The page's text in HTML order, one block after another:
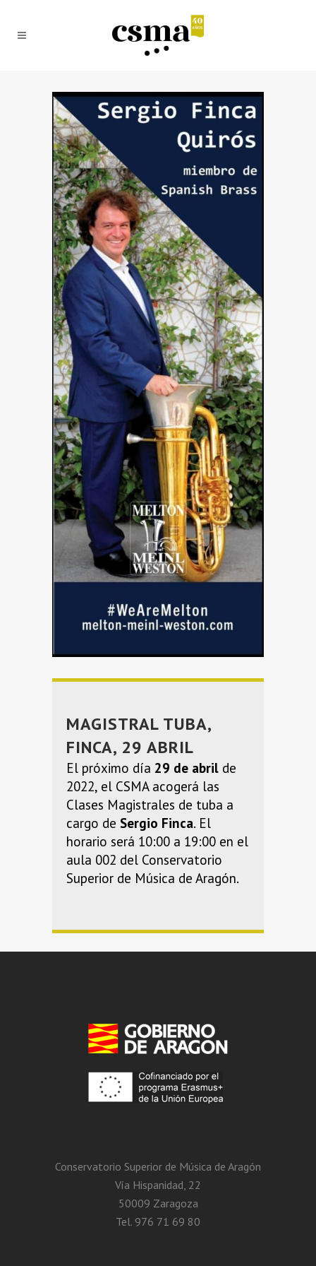
MAGISTRAL TUBA,
FINCA, 29 ABRIL
El próximo día 29 de abril de
2022, el CSMA acogerá las
Clases Magistrales de tuba a
cargo de Sergio Finca. El
horario será 10:00 a 19:00 en el
aula 002 del Conservatorio
Superior de Música de Aragón.
Conservatorio Superior de Música de Aragón
Vía Hispanidad, 22
50009 Zaragoza
Tel. 976 71 69 80